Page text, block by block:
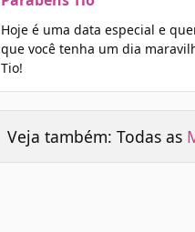
Hoje é uma data especial e
que você tenha um dia
Tio!
Veja também: Todas as